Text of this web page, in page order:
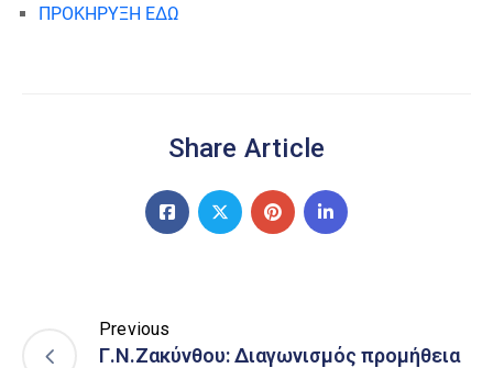
ΠΡΟΚΗΡΥΞΗ ΕΔΩ
Share Article
Previous
Γ.Ν.Ζακύνθου: Διαγωνισμός προμήθεια